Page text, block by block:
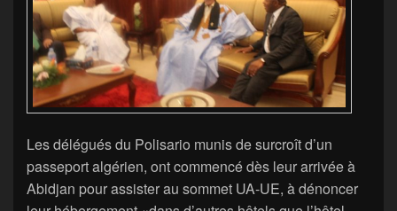
Les délégués du Polisario munis de surcroît d’un
passeport algérien, ont commencé dès leur arrivée à
Abidjan pour assister au sommet UA-UE, à dénoncer